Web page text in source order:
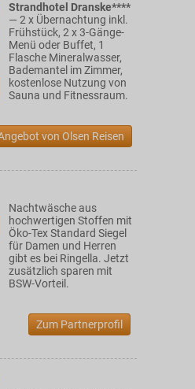
Strandhotel Dranske****
— 2 x Übernachtung inkl.
Frühstück, 2 x 3-Gänge-
Menü oder Buffet, 1
Flasche Mineralwasser,
Bademantel im Zimmer,
kostenlose Nutzung von
Sauna und Fitnessraum.
von Olsen Reisen
Nachtwäsche aus
hochwertigen Stoffen mit
Öko-Tex Standard Siegel
für Damen und Herren
gibt es bei Ringella. Jetzt
zusätzlich sparen mit
BSW-Vorteil.
Zum Partnerprofil